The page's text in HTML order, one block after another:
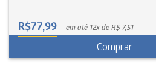
R$77,99 em até 12x de R$ 7,51
Comprar